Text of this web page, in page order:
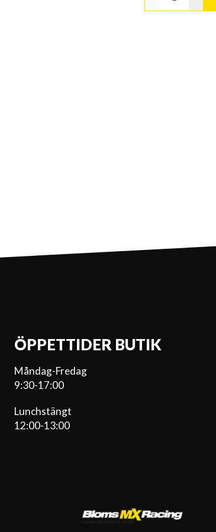
ÖPPETTIDER BUTIK
Måndag-Fredag
9:30-17:00
Lunchstängt
12:00-13:00